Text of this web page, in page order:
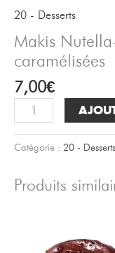
20 - Desserts
Makis
caramélisées
7,00€
quantité
de
Makis
Nutella-
pépites
Catégorie : 20 - Desserts
Produits